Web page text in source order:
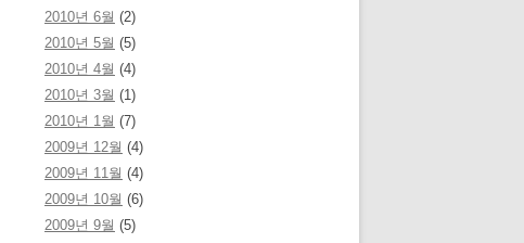
2010년 6월 (2)
2010년 5월 (5)
2010년 4월 (4)
2010년 3월 (1)
2010년 1월 (7)
2009년 12월 (4)
2009년 11월 (4)
2009년 10월 (6)
2009년 9월 (5)